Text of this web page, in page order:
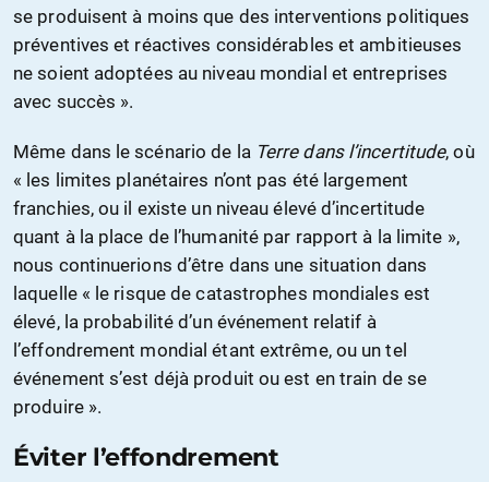
se produisent à moins que des interventions politiques
préventives et réactives considérables et ambitieuses
ne soient adoptées au niveau mondial et entreprises
avec succès ».
Même dans le scénario de la Terre dans l’incertitude, où
« les limites planétaires n’ont pas été largement
franchies, ou il existe un niveau élevé d’incertitude
quant à la place de l’humanité par rapport à la limite »,
nous continuerions d’être dans une situation dans
laquelle « le risque de catastrophes mondiales est
élevé, la probabilité d’un événement relatif à
l’effondrement mondial étant extrême, ou un tel
événement s’est déjà produit ou est en train de se
produire ».
Éviter l’effondrement